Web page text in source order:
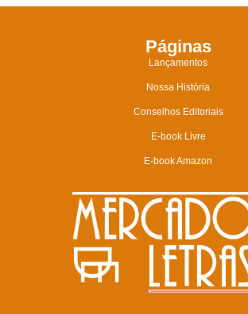
Páginas
Lançamentos
Nossa História
Conselhos Editoriais
E-book Livre
E-book Amazon